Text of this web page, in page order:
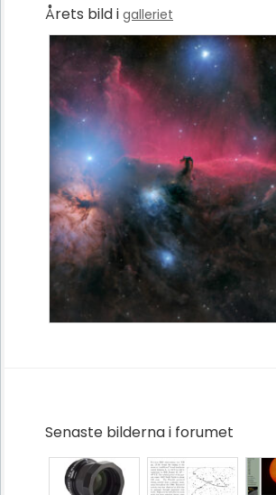
Årets bild i galleriet
Senaste bilderna i forumet